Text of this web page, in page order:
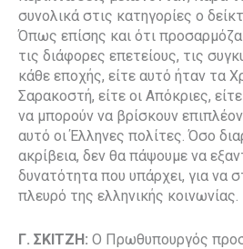
συνολικά στις κατηγορίες ο
Όπως επίσης και ότι
τις διάφορες επετείους, τις
κάθε εποχής, είτε αυτό ήταν τα
Σαρακοστή, είτε οι Απόκριες,
να μπορούν να βρίσκουν
αυτό οι Έλληνες πολίτες. Όσο
ακρίβεια, δεν θα πάψουμε να
δυνατότητα που υπάρχει, για να
πλευρό της ελληνικής κοινωνίας.
Γ. ΣΚΙΤΖΗ: Ο Πρωθυπουργός